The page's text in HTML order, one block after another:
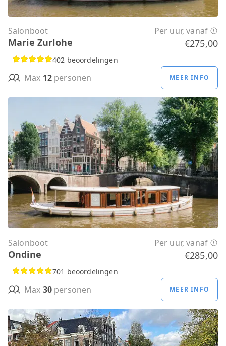
Salonboot Per uur, vanaf
Marie Zurlohe €275,00
402 beoordelingen
Max 12personen MEER INFO
Salonboot Per uur, vanaf
Ondine €285,00
701 beoordelingen
Max 30personen MEER INFO